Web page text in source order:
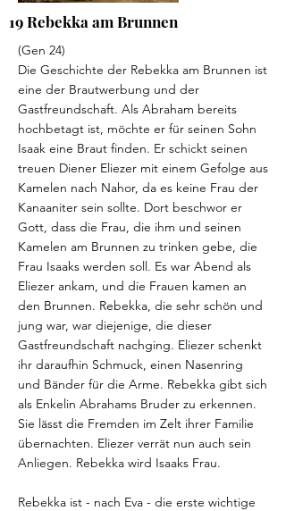
(Gen 24)
Die Geschichte der Rebekka am Brunnen ist
eine der Brautwerbung und der
Gastfreundschaft. Als Abraham bereits
hochbetagt ist, möchte er für seinen Sohn
Isaak eine Braut finden. Er schickt seinen
treuen Diener Eliezer mit einem Gefolge aus
Kamelen nach Nahor, da es keine Frau der
Kanaaniter sein sollte. Dort beschwor er
Gott, dass die Frau, die ihm und seinen
Kamelen am Brunnen zu trinken gebe, die
Frau Isaaks werden soll. Es war Abend als
Eliezer ankam, und die Frauen kamen an
den Brunnen. Rebekka, die sehr schön und
jung war, war diejenige, die dieser
Gastfreundschaft nachging. Eliezer schenkt
ihr daraufhin Schmuck, einen Nasenring
und Bänder für die Arme. Rebekka gibt sich
als Enkelin Abrahams Bruder zu erkennen.
Sie lässt die Fremden im Zelt ihrer Familie
übernachten. Eliezer verrät nun auch sein
Anliegen. Rebekka wird Isaaks Frau.
Rebekka ist - nach Eva - die erste wichtige
19 Rebekka am Brunnen